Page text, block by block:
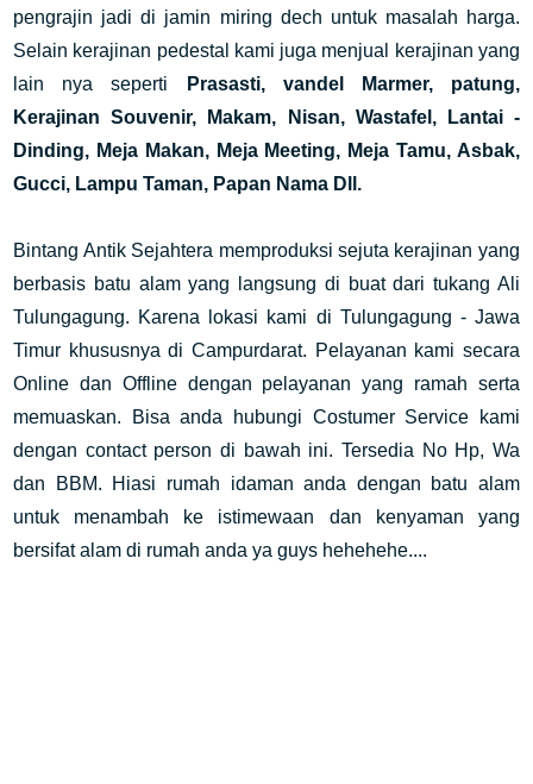
pengrajin jadi di jamin miring dech untuk masalah harga.
Selain kerajinan pedestal kami juga menjual kerajinan yang
lain nya seperti
Prasasti, vandel Marmer, patung,
Kerajinan Souvenir, Makam, Nisan, Wastafel, Lantai -
Dinding, Meja Makan, Meja Meeting, Meja Tamu, Asbak,
Gucci, Lampu Taman, Papan Nama Dll.
Bintang Antik Sejahtera memproduksi sejuta kerajinan yang
berbasis batu alam yang langsung di buat dari tukang Ali
Tulungagung. Karena lokasi kami di Tulungagung - Jawa
Timur khususnya di Campurdarat. Pelayanan kami secara
Online dan Offline dengan pelayanan yang ramah serta
memuaskan. Bisa anda hubungi Costumer Service kami
dengan contact person di bawah ini. Tersedia No Hp, Wa
dan BBM. Hiasi rumah idaman anda dengan batu alam
untuk menambah ke istimewaan dan kenyaman yang
bersifat alam di rumah anda ya guys hehehehe....